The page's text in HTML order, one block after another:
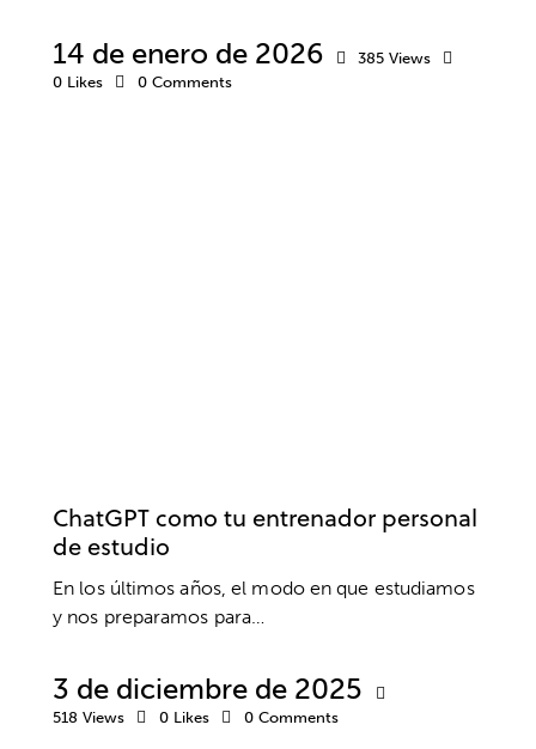
14 de enero de 2026 385 Views
0 Likes 0 Comments
ChatGPT como tu entrenador personal
de estudio
En los últimos años, el modo en que estudiamos
y nos preparamos para…
3 de diciembre de 2025
518 Views 0 Likes 0 Comments